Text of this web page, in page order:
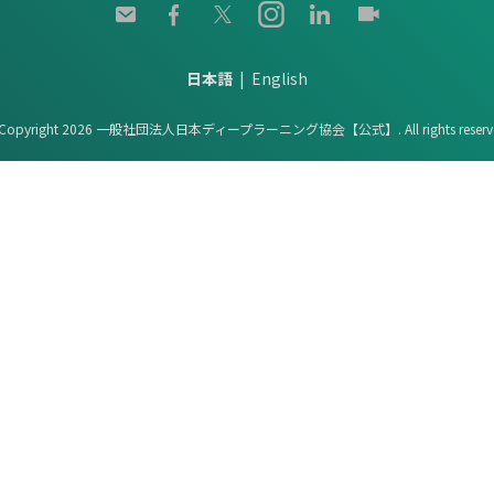
日本語 English
2026 一般社団法人日本ディープラーニング協会【公式】. All rights